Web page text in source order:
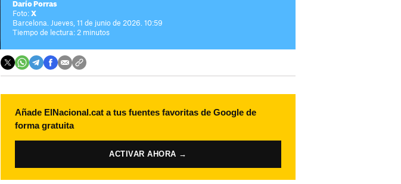
Darío Porras
Foto: X
Barcelona. Jueves, 11 de junio de 2026. 10:59
Tiempo de lectura: 2 minutos
Añade ElNacional.cat a tus fuentes favoritas de Google de
forma gratuita
ACTIVAR AHORA →